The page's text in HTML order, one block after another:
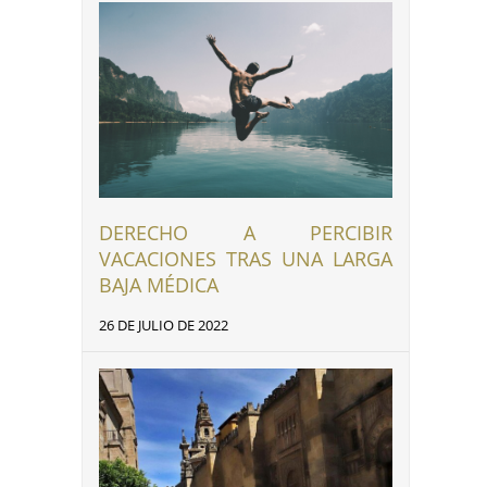
DERECHO A PERCIBIR
VACACIONES TRAS UNA LARGA
BAJA MÉDICA
26 DE JULIO DE 2022